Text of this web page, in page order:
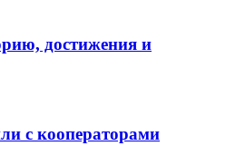
достижения и
с кооператорами